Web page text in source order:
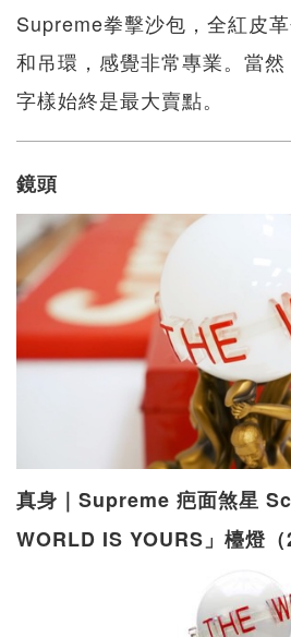
Supreme拳擊沙包，全紅皮
和吊環，感覺非常專業。當
字樣始終是最大賣點。
鏡頭
真身｜Supreme 疤面煞星
WORLD IS YOURS」檯燈（